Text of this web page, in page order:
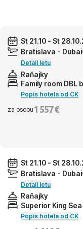
St 21.10 - St
Bratislava - Dubai
Detail letu
Raňajky
Family room DBL
Popis hotela od CK
za osobu 1 557 €
St 21.10 - St
Bratislava - Dubai
Detail letu
Raňajky
Superior King
Popis hotela od CK